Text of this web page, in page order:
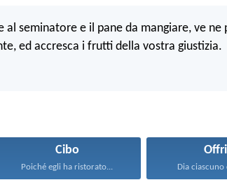
al seminatore e il pane da mangiare, ve ne
ed accresca i frutti della vostra giustizia.
Cibo
Poiché egli ha ristorato... Dia ciascuno